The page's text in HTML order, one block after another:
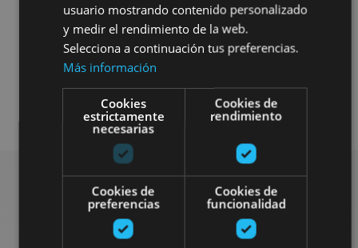
Visitas guiadas Buggy / quad
Busca más planes
usuario mostrando contenido personalizado
y medir el rendimiento de la web.
Selecciona a continuación tus preferencias.
Más información
Cookies
estrictamente
necesarias
Cookies de
rendimiento
Cookies de
preferencias
Cookies de
funcionalidad